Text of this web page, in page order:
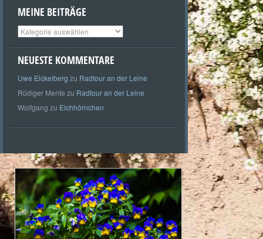
MEINE BEITRÄGE
Meine
Beiträge
NEUESTE KOMMENTARE
Uwe Eickelberg zu Radtour an der Leine
Rüdiger Mente zu Radtour an der Leine
Wolfgang zu Eichhörnchen